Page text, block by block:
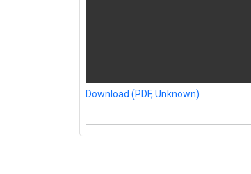
Download (PDF, Unknown)